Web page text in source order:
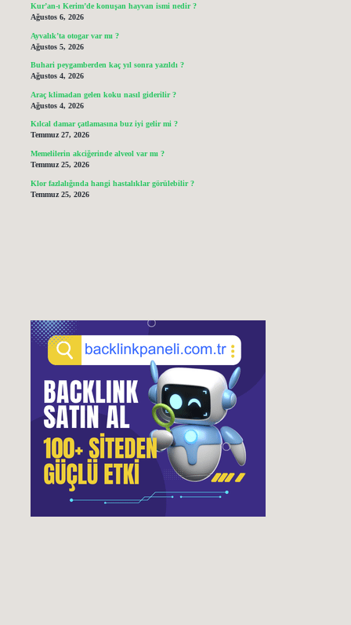
Kur’an-ı Kerim’de konuşan hayvan ismi nedir ?
Ağustos 6, 2026
Ayvalık’ta otogar var mı ?
Ağustos 5, 2026
Buhari peygamberden kaç yıl sonra yazıldı ?
Ağustos 4, 2026
Araç klimadan gelen koku nasıl giderilir ?
Ağustos 4, 2026
Kılcal damar çatlamasına buz iyi gelir mi ?
Temmuz 27, 2026
Memelilerin akciğerinde alveol var mı ?
Temmuz 25, 2026
Klor fazlalığında hangi hastalıklar görülebilir ?
Temmuz 25, 2026